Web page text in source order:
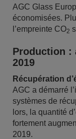
AGC Glass
économisées.
l’empreinte CO2
Production :
2019
Récupération
AGC a démarré
systèmes de
lors, la quantité
fortement
2019.